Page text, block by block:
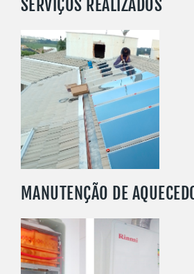
SERVIÇOS REALIZADOS
SAIBA MAIS
MANUTENÇÃO DE